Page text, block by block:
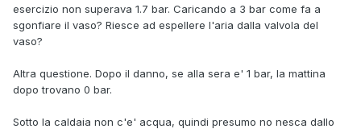
esercizio non superava 1.7 bar. Caricando a 3 bar come fa a
sgonfiare il vaso? Riesce ad espellere l'aria dalla valvola del
vaso?
Altra questione. Dopo il danno, se alla sera e' 1 bar, la mattina
dopo trovano 0 bar.
Sotto la caldaia non c'e' acqua, quindi presumo no nesca dallo